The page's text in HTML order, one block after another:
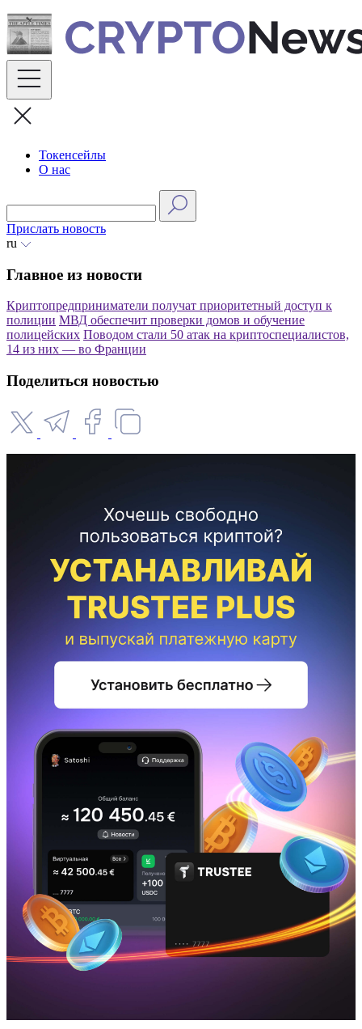
Skip
to
content
Токенсейлы
О нас
Прислать новость
ru
Главное из новости
Криптопредприниматели получат приоритетный доступ к
полиции МВД обеспечит проверки домов и обучение
полицейских Поводом стали 50 атак на криптоспециалистов,
14 из них — во Франции
Поделиться новостью